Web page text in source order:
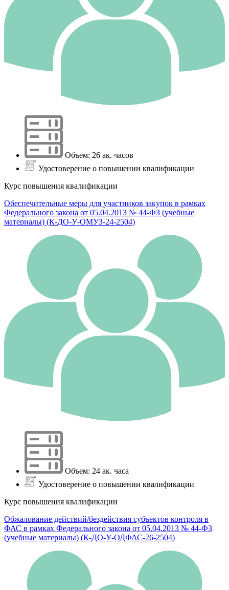
Объем: 26 ак. часов
Удостоверение о повышении квалификации
Курс повышения квалификации
Обеспечительные меры для участников закупок в рамках
Федерального закона от 05.04.2013 № 44-ФЗ (учебные
материалы) (К-ДО-У-ОМУЗ-24-2504)
Объем: 24 ак. часа
Удостоверение о повышении квалификации
Курс повышения квалификации
Обжалование действий/бездействия субъектов контроля в
ФАС в рамках Федерального закона от 05.04.2013 № 44-ФЗ
(учебные материалы) (К-ДО-У-ОДФАС-26-2504)